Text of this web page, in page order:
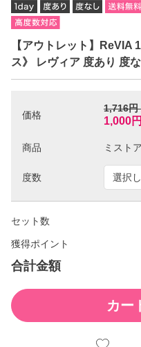
【アウトレット】ReVIA
ス》 レヴィア 度あり 度
価格
1,716円
1,000円
商品
度数
セット数
獲得ポイント
合計金額
カー